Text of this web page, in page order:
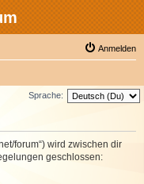
Anmelden
Sprache:
forum“) wird zwischen dir
geschlossen: